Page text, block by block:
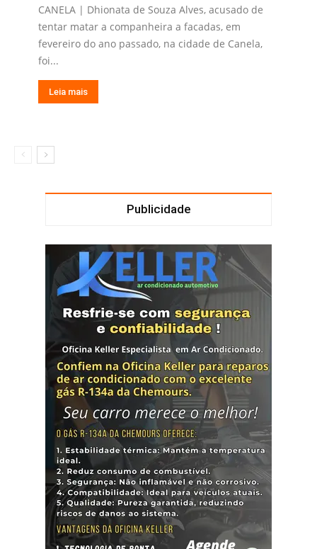
CANELA | Dhionata de Souza Alves, acusado de
tentar matar a companheira a facadas, em
fevereiro do ano passado, na cidade de Canela,
foi...
Leia mais
Publicidade